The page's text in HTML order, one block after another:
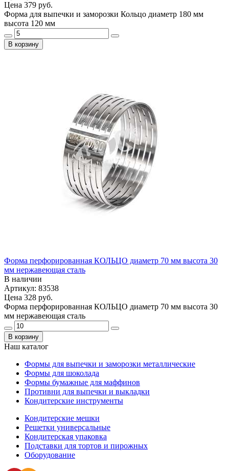
Цена 379 руб.
Форма для выпечки и заморозки Кольцо диаметр 180 мм
высота 120 мм
В корзину
Форма перфорированная КОЛЬЦО диаметр 70 мм высота 30
мм нержавеющая сталь
В наличии
Артикул: 83538
Цена 328 руб.
Форма перфорированная КОЛЬЦО диаметр 70 мм высота 30
мм нержавеющая сталь
В корзину
Наш каталог
Формы для выпечки и заморозки металлические
Формы для шоколада
Формы бумажные для маффинов
Противни для выпечки и выкладки
Кондитерские инструменты
Кондитерские мешки
Решетки универсальные
Кондитерская упаковка
Подставки для тортов и пирожных
Оборудование